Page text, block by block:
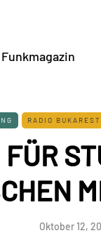
Funkmagazin
RADIO
Oktober 12,